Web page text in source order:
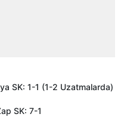
SK: 1-1 (1-2 Uzatmalarda)
SK: 7-1